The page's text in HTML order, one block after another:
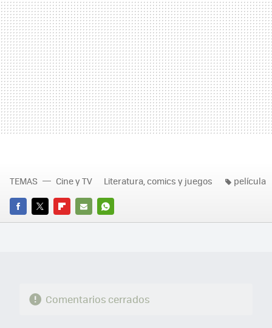
FACEBOOK
TWITTERFLIPBOARD
E-
WHATSAPP
TEMAS Cine y TV Literatura, comics y juegos película
Comentarios cerrados